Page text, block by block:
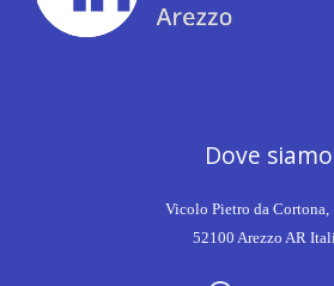
Dove siamo
Vicolo Pietro da Cortona,
52100 Arezzo AR